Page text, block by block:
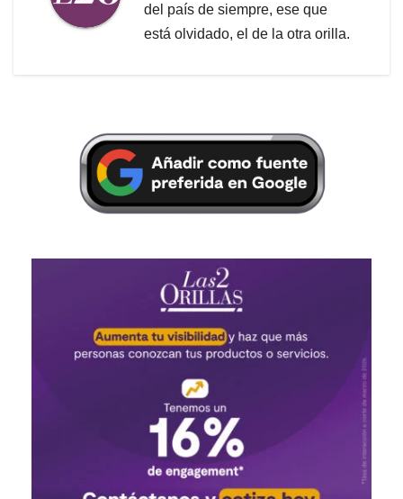
del país de siempre, ese que
está olvidado, el de la otra orilla.